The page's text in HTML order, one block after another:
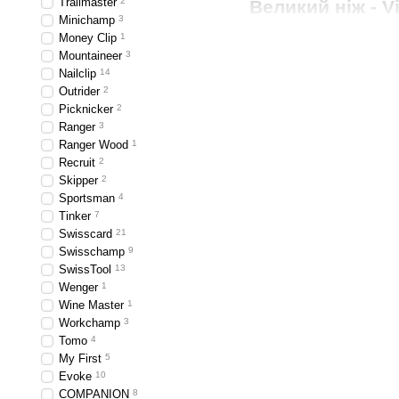
Великий ніж -
Minichamp 3
Money Clip 1
Mountaineer 3
Nailclip 14
Outrider 2
Picknicker 2
Ranger 3
Ranger Wood 1
Recruit 2
Skipper 2
Sportsman 4
Tinker 7
Swisscard 21
Swisschamp 9
SwissTool 13
Wenger 1
Wine Master 1
Workchamp 3
Tomo 4
My First 5
Evoke 10
COMPANION 8